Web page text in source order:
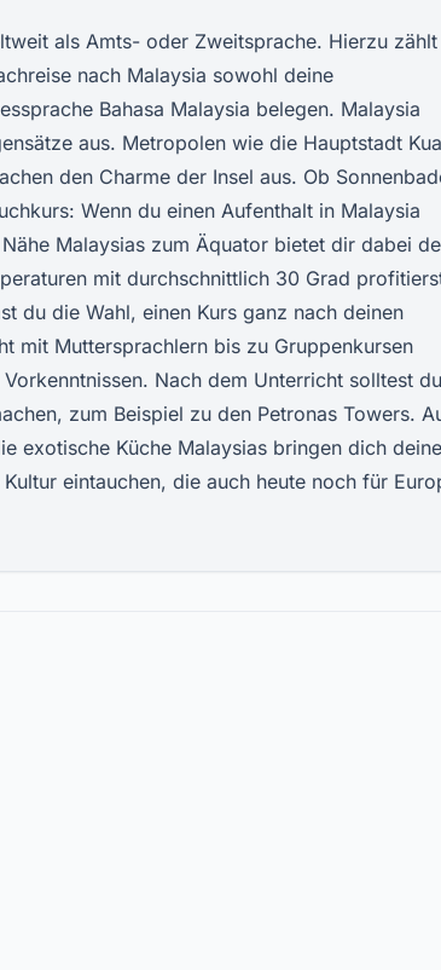
als Amts- oder Zweitsprache. Hierzu zählt
nach Malaysia sowohl deine
Bahasa Malaysia belegen. Malaysia
aus. Metropolen wie die Hauptstadt
den Charme der Insel aus. Ob
Wenn du einen Aufenthalt in Malaysia
Malaysias zum Äquator bietet dir dabei
mit durchschnittlich 30 Grad
du die Wahl, einen Kurs ganz nach deinen
mit Muttersprachlern bis zu Gruppenkursen
Nach dem Unterricht solltest
zum Beispiel zu den Petronas Towers.
exotische Küche Malaysias bringen dich
eintauchen, die auch heute noch für